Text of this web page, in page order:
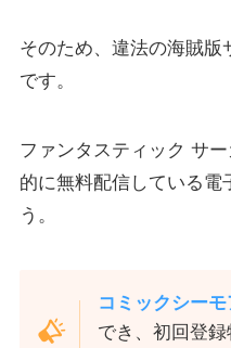
そのため、違法の海賊版
です。
ファンタスティック サ
的に無料配信している電
う。
コミックシーモ
でき、初回登